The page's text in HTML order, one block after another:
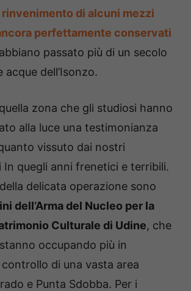
rinvenimento di alcuni mezzi
perfettamente conservati
passato più di un secolo
acque dell’Isonzo.
zona che gli studiosi hanno
alla luce una testimonianza
vissuto dai nostri
In quegli anni frenetici e terribili.
delicata operazione sono
dell’Arma del Nucleo per la
Culturale di Udine, che
occupando più in
di una vasta area
e Punta Sdobba. Per i